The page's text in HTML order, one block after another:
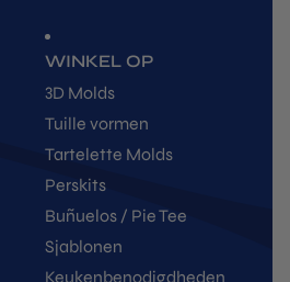
WINKEL OP
3D Molds
Tuille vormen
Tartelette Molds
Perskits
Buñuelos / Pie Tee
Sjablonen
Keukenbenodigdheden